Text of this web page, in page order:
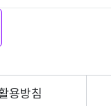
용방침